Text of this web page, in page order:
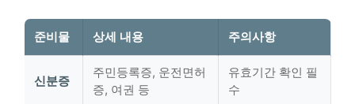
준비물 상세 내용 주의사항
신분증
주민등록증, 운전면허
증, 여권 등
유효기간 확인 필
수